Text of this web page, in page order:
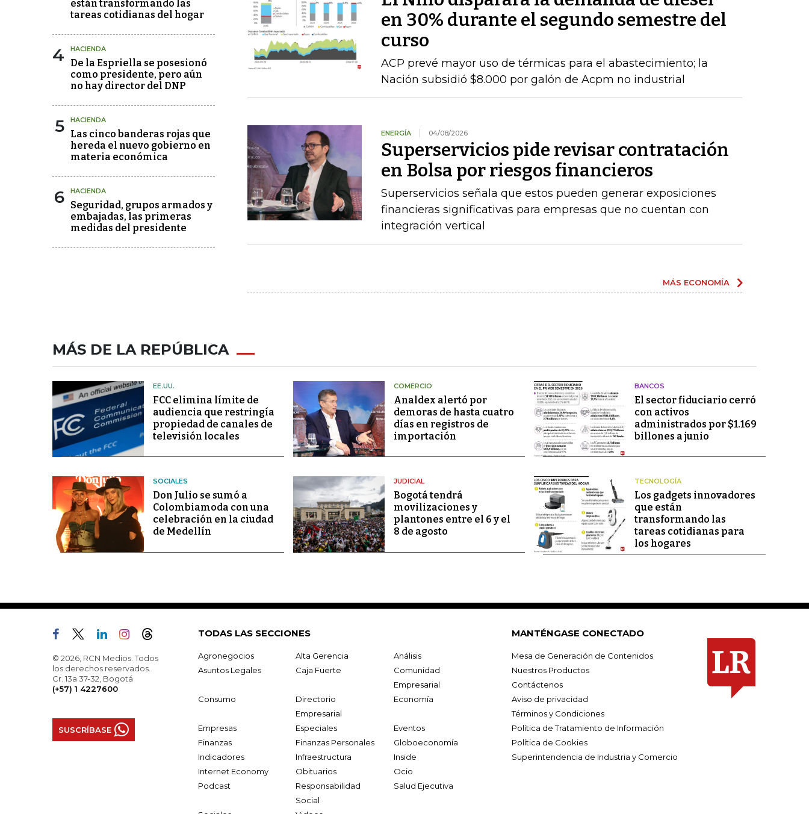
están transformando las
tareas cotidianas del hogar
4 HACIENDA
De la Espriella se posesionó
como presidente, pero aún
no hay director del DNP
5 HACIENDA
Las cinco banderas rojas que
hereda el nuevo gobierno en
materia económica
6 HACIENDA
Seguridad, grupos armados y
embajadas, las primeras
medidas del presidente
en 30% durante el segundo semestre del
curso
ACP prevé mayor uso de térmicas para el abastecimiento; la
Nación subsidió $8.000 por galón de Acpm no industrial
ENERGÍA 04/08/2026
Superservicios pide revisar contratación
en Bolsa por riesgos financieros
Superservicios señala que estos pueden generar exposiciones
financieras significativas para empresas que no cuentan con
integración vertical
MÁS ECONOMÍA
MÁS DE LA REPÚBLICA
EE.UU.
FCC elimina límite de
audiencia que restringía
propiedad de canales de
televisión locales
COMERCIO
Analdex alertó por
demoras de hasta cuatro
días en registros de
importación
BANCOS
El sector fiduciario cerró
con activos
administrados por $1.169
billones a junio
SOCIALES
Don Julio se sumó a
Colombiamoda con una
celebración en la ciudad
de Medellín
JUDICIAL
Bogotá tendrá
movilizaciones y
plantones entre el 6 y el
8 de agosto
TECNOLOGÍA
Los gadgets innovadores
que están
transformando las
tareas cotidianas para
los hogares
© 2026, RCN Medios. Todos
los derechos reservados.
Cr. 13a 37-32, Bogotá
(+57) 1 4227600
SUSCRÍBASE
TODAS LAS SECCIONES
Agronegocios Alta Gerencia
Análisis
Asuntos Legales
Caja Fuerte
Comunidad
Empresarial
Consumo
Directorio
Empresarial
Economía
Empresas Especiales
Eventos
Finanzas
Finanzas Personales
Globoeconomía
Indicadores
Infraestructura
Inside
Internet Economy
Obituarios
Ocio
Podcast
Responsabilidad
Social
Salud Ejecutiva
MANTÉNGASE CONECTADO
Mesa de Generación de Contenidos
Nuestros Productos
Contáctenos
Aviso de privacidad
Términos y Condiciones
Política de Tratamiento de Información
Política de Cookies
Superintendencia de Industria y Comercio